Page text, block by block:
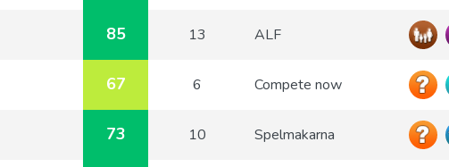
85 13 ALF
67 6 Compete now
73 10 Spelmakarna